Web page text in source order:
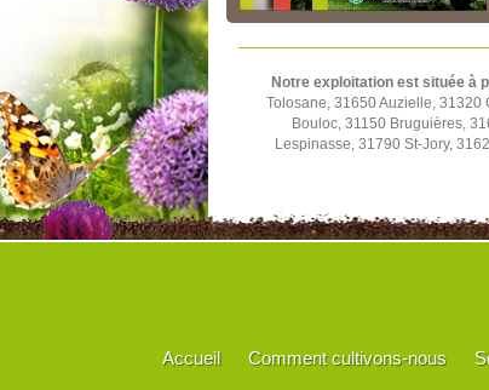
Notre exploitation est située à
Tolosane, 31650 Auzielle,
Bouloc, 31150 Bruguières,
Lespinasse, 31790 St-Jory,
Accueil Comment cultivons-nous